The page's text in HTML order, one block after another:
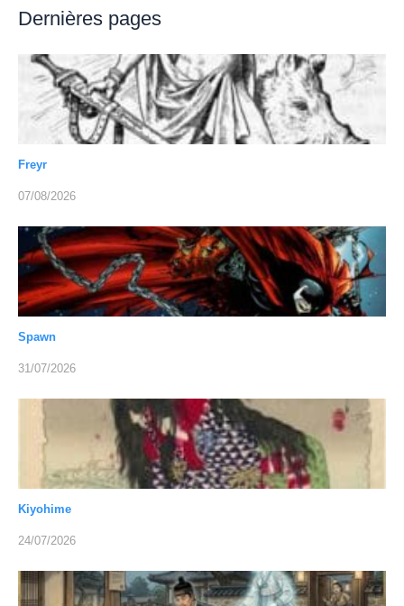
Dernières pages
Freyr
07/08/2026
Spawn
31/07/2026
Kiyohime
24/07/2026